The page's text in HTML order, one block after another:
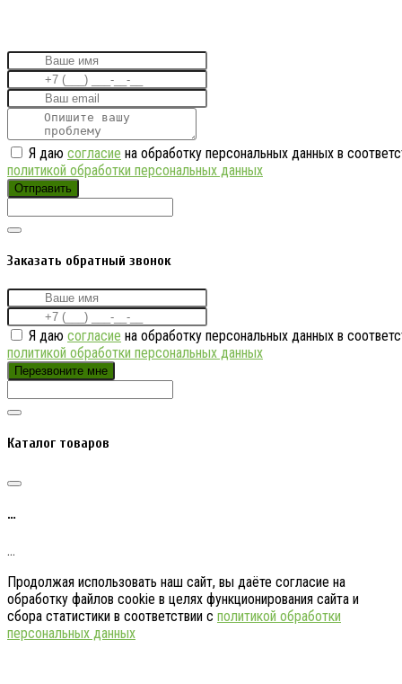
Я даю согласие на обработку персональных данных в
политикой обработки персональных данных
Отправить
Заказать обратный звонок
Я даю согласие на обработку персональных данных в
политикой обработки персональных данных
Перезвоните мне
Каталог товаров
…
…
Продолжая использовать наш сайт, вы даёте согласие на
обработку файлов cookie в целях функционирования сайта и
сбора статистики в соответствии с политикой обработки
персональных данных